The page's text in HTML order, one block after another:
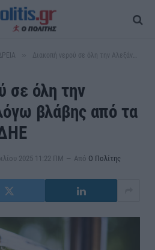
Διακοπή νερού σε όλη την Αλεξάνδρεια λόγω βλάβης από τα έργα της ΔΕΔΔΗΕ
σε όλη την
βλάβης από τα
2025 11:22 ΠΜ Από Ο Πολίτης